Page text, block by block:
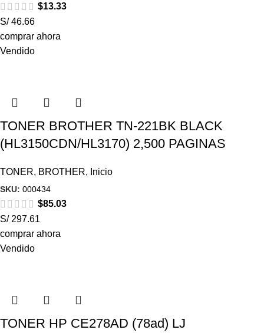
$13.33
S/ 46.66
comprar ahora
Vendido
TONER BROTHER TN-221BK BLACK
(HL3150CDN/HL3170) 2,500 PAGINAS
TONER, BROTHER, Inicio
SKU: 000434
$85.03
S/ 297.61
comprar ahora
Vendido
TONER HP CE278AD (78ad) LJ